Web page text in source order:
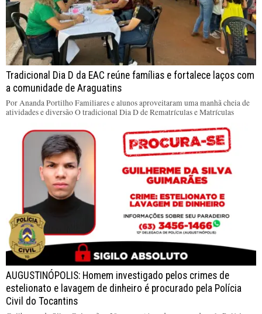
Tradicional Dia D da EAC reúne famílias e fortalece laços com
a comunidade de Araguatins
Por Ananda Portilho Familiares e alunos aproveitaram uma manhã cheia de
atividades e diversão O tradicional Dia D de Rematrículas e Matrículas
AUGUSTINÓPOLIS: Homem investigado pelos crimes de
estelionato e lavagem de dinheiro é procurado pela Polícia
Civil do Tocantins